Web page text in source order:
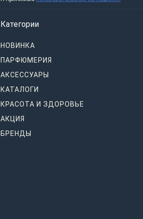
Категории
НОВИНКА
ПАРФЮМЕРИЯ
АКСЕССУАРЫ
КАТАЛОГИ
КРАСОТА И ЗДОРОВЬЕ
АКЦИЯ
БРЕНДЫ